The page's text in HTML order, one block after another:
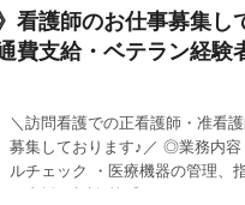
60代のベテラン看護師の方々
豊富な方々の知識と経験は、特
業務において大きな価値を持
体制で、長く安定して働ける環
容＞ バイタルチェックや配
など、入居者様の健康管理を行
助も含まれ、入居者様の生活全
供します。毎日をいきいきと
看護師のお仕事募集し
費支給・ベテラン経験
＼訪問看護での正看護師・准看
募集しております♪／ ◎業務内容
ルチェック ・医療機器の管理、
の支援、相談 等 ◎ポイント ・シ